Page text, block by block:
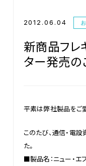
2012.06.04
新商品フレ
ター発売の
平素は弊社製品をご
このたび、通信・電
た。
■製品名：ニュー・